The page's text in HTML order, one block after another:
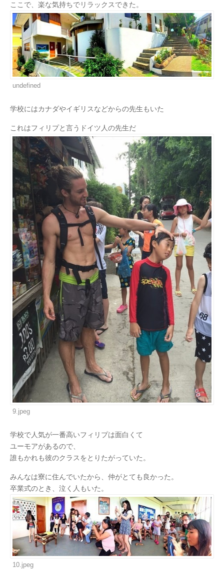
ここで、楽な気持ちでリラックスできた。
undefined
学校にはカナダやイギリスなどからの先生もいた
これはフィリプと言うドイツ人の先生だ
9.jpeg
学校で人気が一番高いフィリプは面白くて
ユーモアがあるので、
誰もかれも彼のクラスをとりたがっていた。
みんなは寮に住んでいたから、仲がとても良かった。
卒業式のとき、泣く人もいた。
10.jpeg